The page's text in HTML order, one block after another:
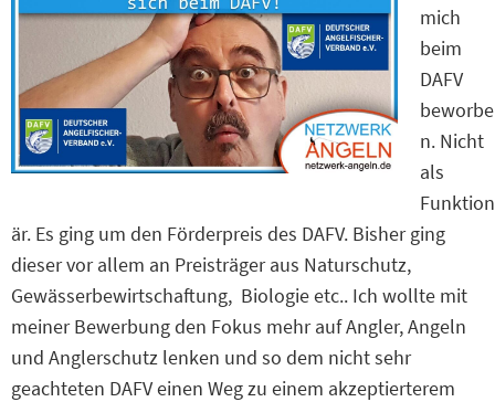
mich
beim
DAFV
beworbe
n. Nicht
als
Funktion
är. Es ging um den Förderpreis des DAFV. Bisher ging
dieser vor allem an Preisträger aus Naturschutz,
Gewässerbewirtschaftung, Biologie etc.. Ich wollte mit
meiner Bewerbung den Fokus mehr auf Angler, Angeln
und Anglerschutz lenken und so dem nicht sehr
geachteten DAFV einen Weg zu einem akzeptierterem